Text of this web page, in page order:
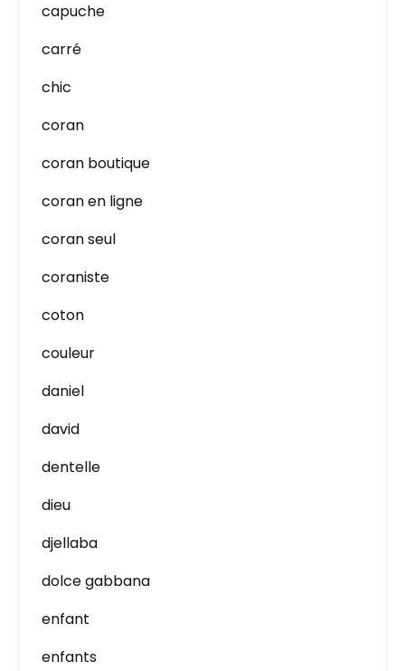
capuche
carré
chic
coran
coran boutique
coran en ligne
coran seul
coraniste
coton
couleur
daniel
david
dentelle
dieu
djellaba
dolce gabbana
enfant
enfants